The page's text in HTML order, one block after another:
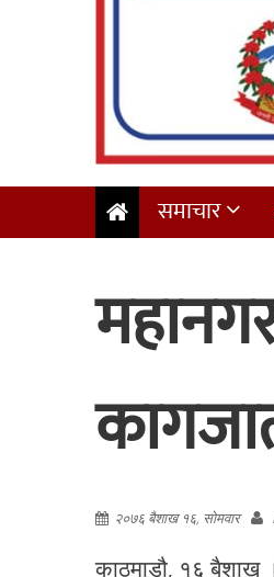
समाचार
२०७६ बैशाख १६, सोमवार
काठमाडौ, १६ बैशाख